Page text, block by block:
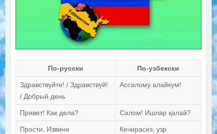
По-русски По-узбекски
Здравствуйте! / Здравствуй!
/ Добрый день
Ассалому алайкум!
Привет! Как дела? Салом! Ишлар қалай?
Прости. Извини Кечирасиз, узр